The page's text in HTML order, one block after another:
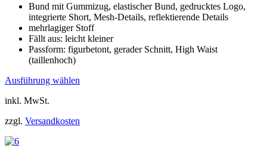
Bund mit Gummizug, elastischer Bund, gedrucktes Logo,
integrierte Short, Mesh-Details, reflektierende Details
mehrlagiger Stoff
Fällt aus: leicht kleiner
Passform: figurbetont, gerader Schnitt, High Waist
(taillenhoch)
Ausführung wählen
inkl. MwSt.
zzgl. Versandkosten